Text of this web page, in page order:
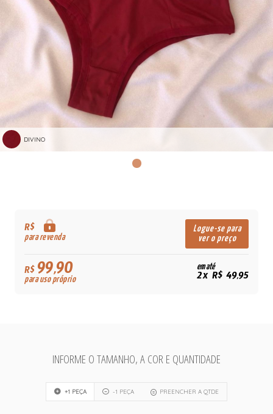
DIVINO
R$
para revenda
Logue-se para
ver o preço
R$99,90
para uso próprio
em até
2x R$ 49,95
INFORME O TAMANHO, A COR E QUANTIDADE
+1 PEÇA -1 PEÇA PREENCHER A QTDE